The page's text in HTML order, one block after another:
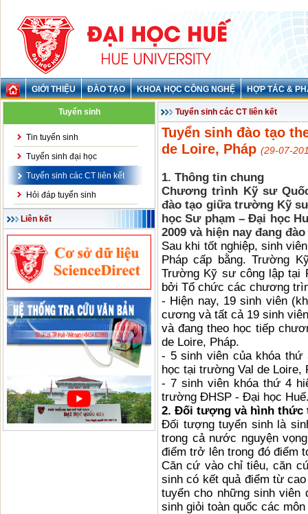
GIỚI THIỆU ĐÀO TẠO KHOA HỌC CÔNG NGHỆ HỢP TÁC &
Tuyển sinh
Tin tuyển sinh
Tuyển sinh đại học
Tuyển sinh các CT liên kết
Hỏi đáp tuyển sinh
Liên kết
Tuyển sinh các CT liên kết
Tuyển sinh đào tạo
de Loire, Pháp (29-07-
1. Thông tin chung
Chương trình Kỹ sư
đào tạo giữa trường Kỹ
học Sư phạm – Đại học
2009 và hiện nay đang
Sau khi tốt nghiệp, sinh
Pháp cấp bằng. Trường
Trường Kỹ sư công lập tại
bởi Tổ chức các chương
- Hiện nay, 19 sinh viên
cương và tất cả 19 sinh
và đang theo học tiếp
de Loire, Pháp.
- 5 sinh viên của khóa thứ
học tại trường Val de Loire,
- 7 sinh viên khóa thứ 4
trường ĐHSP - Đại học
2. Đối tượng và hình thức
Đối tượng tuyển sinh là
trong cả nước nguyện
điểm trở lên trong đó điểm
Căn cứ vào chỉ tiêu, căn
sinh có kết quả điểm từ
tuyển cho những sinh
sinh giỏi toàn quốc các